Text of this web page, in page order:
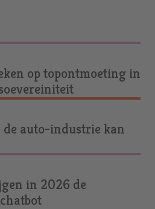
op topontmoeting in
auto-industrie kan
in 2026 de